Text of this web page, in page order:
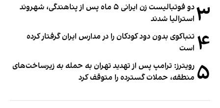
۳
دو فوتبالیست زن ایرانی ۵ ماه پس از پناهندگی، شهروند
استرالیا شدند
۴ تنباکوی بدون دود کودکان را در مدارس ایران گرفتار کرده
است
۵ رویترز: ترامپ پس از تهدید تهران به حمله به زیرساخت‌های
منطقه، حملات گسترده را متوقف کرد